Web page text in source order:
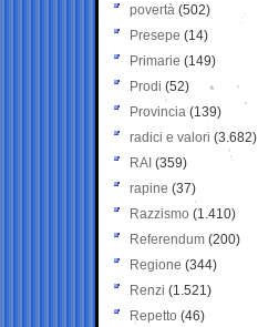
povertà (502)
Presepe (14)
Primarie (149)
Prodi (52)
Provincia (139)
radici e valori (3.682)
RAI (359)
rapine (37)
Razzismo (1.410)
Referendum (200)
Regione (344)
Renzi (1.521)
Repetto (46)